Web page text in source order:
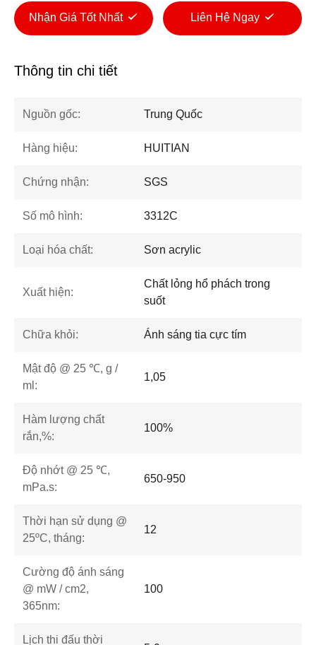
Nhận Giá Tốt Nhất Liên Hệ Ngay
Thông tin chi tiết
Nguồn gốc: Trung Quốc
Hàng hiệu: HUITIAN
Chứng nhận: SGS
Số mô hình: 3312C
Loại hóa chất: Sơn acrylic
Xuất hiện:
Chất lỏng hổ phách trong
suốt
Chữa khỏi: Ánh sáng tia cực tím
Mật độ @ 25 ℃, g /
ml:
1,05
Hàm lượng chất
rắn,%:
100%
Độ nhớt @ 25 ℃,
mPa.s:
650-950
Thời hạn sử dụng @
25ºC, tháng:
12
Cường độ ánh sáng
@ mW / cm2,
365nm:
100
Lịch thi đấu thời